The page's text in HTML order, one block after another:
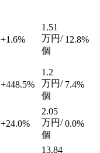
+1.6%
1.51
万円/
個
12.8%
+448.5%
1.2
万円/
個
7.4%
+24.0%
2.05
万円/
個
0.0%
13.84